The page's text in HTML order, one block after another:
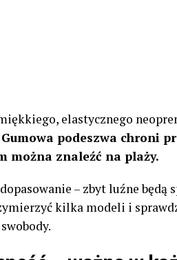
elastycznego
Gumowa podeszwa chroni
można znaleźć na plaży.
– zbyt luźne będą
kilka modeli i